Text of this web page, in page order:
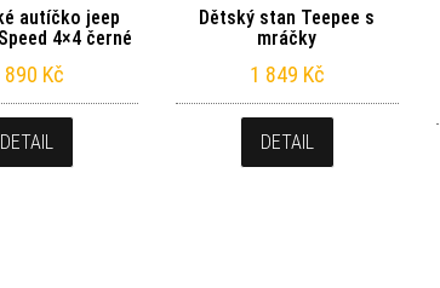
autíčko jeep
4×4 černé
890 Kč
DETAIL
Dětský stan Teepee s
mráčky
1 849 Kč
DETAIL